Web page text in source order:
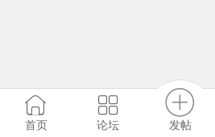
首页 论坛 发帖